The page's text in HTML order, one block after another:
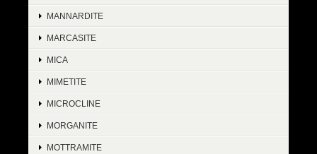
MANNARDITE
MARCASITE
MICA
MIMETITE
MICROCLINE
MORGANITE
MOTTRAMITE